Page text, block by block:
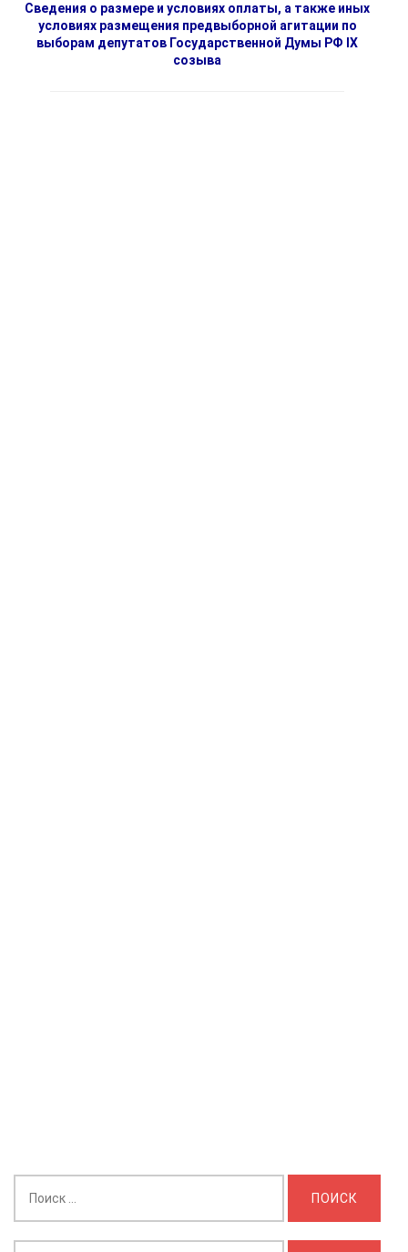
Сведения о размере и условиях оплаты, а также иных
условиях размещения предвыборной агитации по
выборам депутатов Государственной Думы РФ IX
созыва